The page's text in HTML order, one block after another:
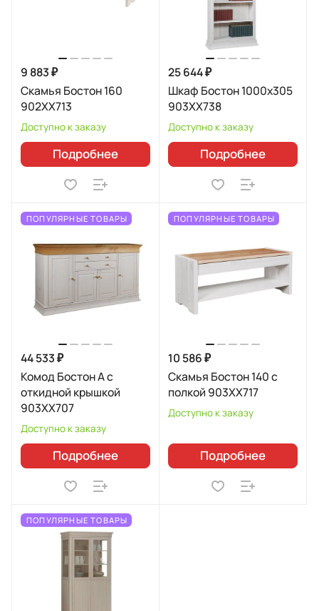
9 883 ₽
Скамья Бостон 160
902XX713
Доступно к заказу
Подробнее
25 644 ₽
Шкаф Бостон 1000x305
903XX738
Доступно к заказу
Подробнее
ПОПУЛЯРНЫЕ ТОВАРЫ
44 533 ₽
Комод Бостон А с
откидной крышкой
903XX707
Доступно к заказу
Подробнее
ПОПУЛЯРНЫЕ ТОВАРЫ
10 586 ₽
Скамья Бостон 140 с
полкой 903XX717
Доступно к заказу
Подробнее
ПОПУЛЯРНЫЕ ТОВАРЫ